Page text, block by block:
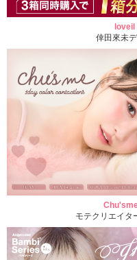
loveil
倖田來未
Chu'sme
モテクリエイタ